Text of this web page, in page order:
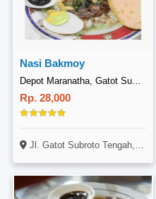
Nasi Bakmoy
Depot Maranatha, Gatot Subroto
Rp. 28,000
Jl. Gatot Subroto Tengah, No 100x Kav. 3